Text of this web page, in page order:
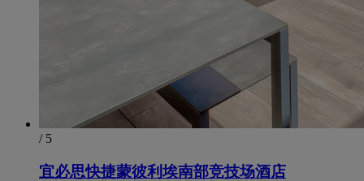
/ 5
宜必思快捷蒙彼利埃南部竞技场酒店